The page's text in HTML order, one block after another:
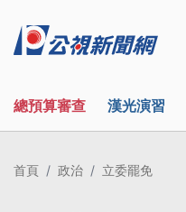
總預算審查 漢光演習
首頁 政治 立委罷免